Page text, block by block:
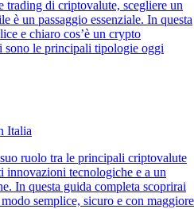
trading di criptovalute, scegliere un
è un passaggio essenziale. In questa
e chiaro cos’è un crypto
sono le principali tipologie oggi
Italia
ruolo tra le principali criptovalute
innovazioni tecnologiche e a un
In questa guida completa scoprirai
semplice, sicuro e con maggiore